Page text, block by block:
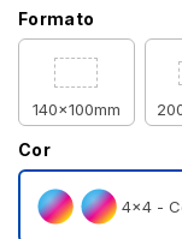
Formato
140x100mm
Cor
4×4 -